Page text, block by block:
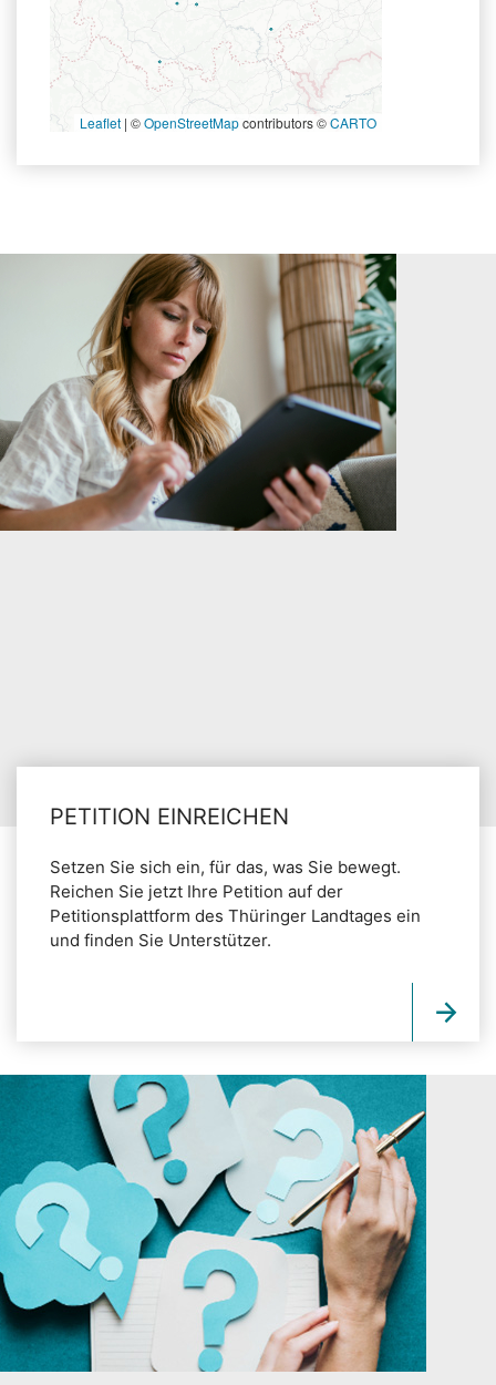
Leaflet | ©OpenStreetMapcontributors ©CARTO
PETITION EINREICHEN
Setzen Sie sich ein, für das, was Sie bewegt.
Reichen Sie jetzt Ihre Petition auf der
Petitionsplattform des Thüringer Landtages ein
und finden Sie Unterstützer.